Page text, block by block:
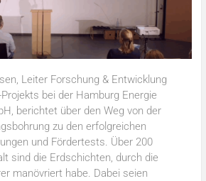
Leiter Forschung & Entwicklung
bei der Hamburg Energie
berichtet über den Weg von der
zu den erfolgreichen
und Fördertests. Über 200
sind die Erdschichten, durch die
manövriert habe. Dabei seien